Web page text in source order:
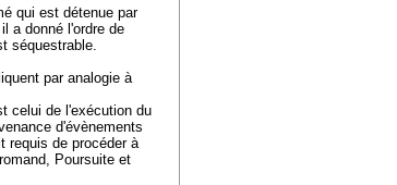
qui est détenue par
a donné l'ordre de
séquestrable.
par analogie à
celui de l'exécution du
d'évènements
requis de procéder à
Poursuite et